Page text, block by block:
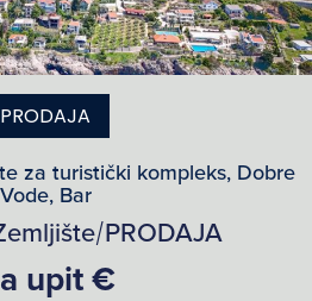
PRODAJA
za turistički kompleks, Dobre
Vode, Bar
/PRODAJA
upit €